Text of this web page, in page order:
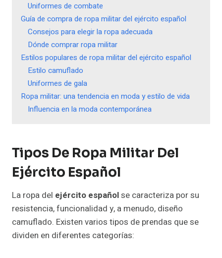
Uniformes de combate
Guía de compra de ropa militar del ejército español
Consejos para elegir la ropa adecuada
Dónde comprar ropa militar
Estilos populares de ropa militar del ejército español
Estilo camuflado
Uniformes de gala
Ropa militar: una tendencia en moda y estilo de vida
Influencia en la moda contemporánea
Tipos De Ropa Militar Del
Ejército Español
La ropa del ejército españolse caracteriza por su
resistencia, funcionalidad y, a menudo, diseño
camuflado. Existen varios tipos de prendas que se
dividen en diferentes categorías: